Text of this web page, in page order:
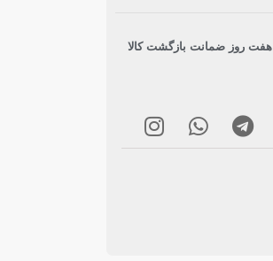
هفت روز ضمانت بازگشت کالا